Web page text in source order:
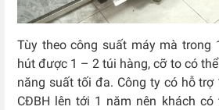
Tùy theo công suất máy mà trong
hút được 1 – 2 túi hàng, cỡ to có
năng suất tối đa. Công ty có hỗ
CĐBH lên tới 1 năm nên khách